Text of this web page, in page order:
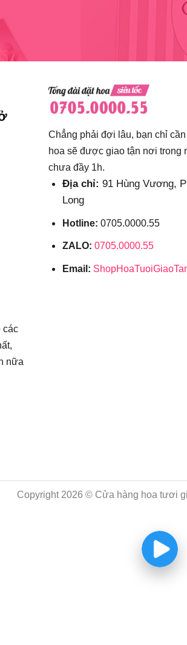
các
nữa
Chẳng phải đợi lâu, bạn chỉ
hoa sẽ được giao tận nơi trong
chưa đầy 1h.
Địa chỉ: 91 Hùng Vương,
Long
Hotline: 0705.0000.55
ZALO: 0705.0000.55
Email:
Copyright 2026 © Cửa hàng hoa tươi